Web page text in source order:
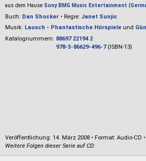
aus dem Hause Sony BMG Music Entertainment
Buch: Dan Shocker • Regie: Janet Sunjic
Musik: Lausch - Phantastische Hörspiele und
Katalognummern: 88697 22194 2
978-3-86629-496-7(ISBN-13)
Veröffentlichung: 14. März 2008 • Format: Audio-CD
Weitere Folgen dieser Serie auf CD: